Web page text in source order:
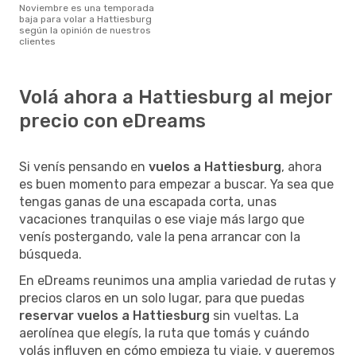
noviembre es una temporada
baja para volar a Hattiesburg
según la opinión de nuestros
clientes
Volá ahora a Hattiesburg al mejor
precio con eDreams
Si venís pensando en vuelos a Hattiesburg, ahora
es buen momento para empezar a buscar. Ya sea que
tengas ganas de una escapada corta, unas
vacaciones tranquilas o ese viaje más largo que
venís postergando, vale la pena arrancar con la
búsqueda.
En eDreams reunimos una amplia variedad de rutas y
precios claros en un solo lugar, para que puedas
reservar vuelos a Hattiesburg sin vueltas. La
aerolínea que elegís, la ruta que tomás y cuándo
volás influyen en cómo empieza tu viaje, y queremos